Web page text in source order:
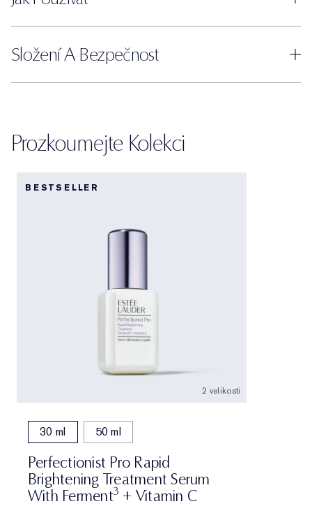
Složení A Bezpečnost
Prozkoumejte Kolekci
BESTSELLER
2 velikosti
30 ml 50 ml
Perfectionist Pro Rapid
Brightening Treatment Serum
With Ferment3 + Vitamin C